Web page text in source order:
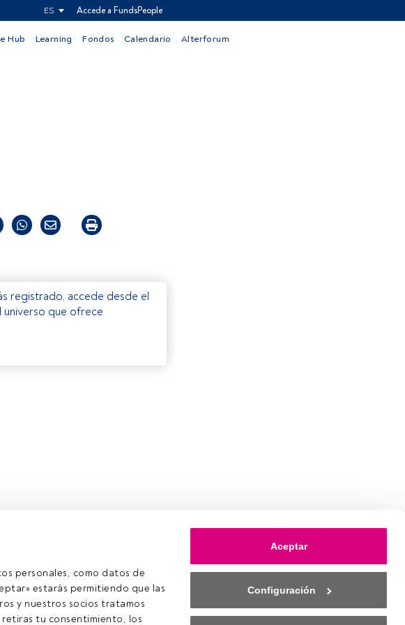
personales, como datos de
estarás permitiendo que las
y nuestros socios tratamos
tu consentimiento, los
Aceptar
Configuración
ES Accede a FundsPeople
Hub Learning Fondos Calendario Alterforum
registrado, accede desde el
universo que ofrece